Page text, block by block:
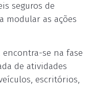
seguros de
modular as ações
encontra-se na fase
de atividades
escritórios,